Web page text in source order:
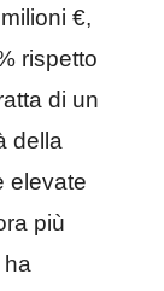
€,
rispetto
di un
della
elevate
più
ha